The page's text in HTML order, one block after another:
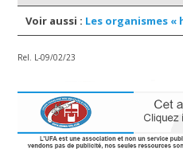
Voir aussi : Les organismes «
Rel. L-09/02/23